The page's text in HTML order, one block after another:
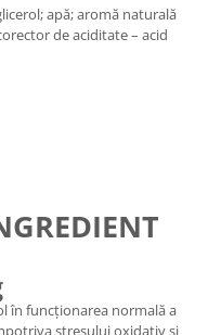
apă; aromă naturală
de aciditate – acid
în funcționarea normală a
stresului oxidativ și